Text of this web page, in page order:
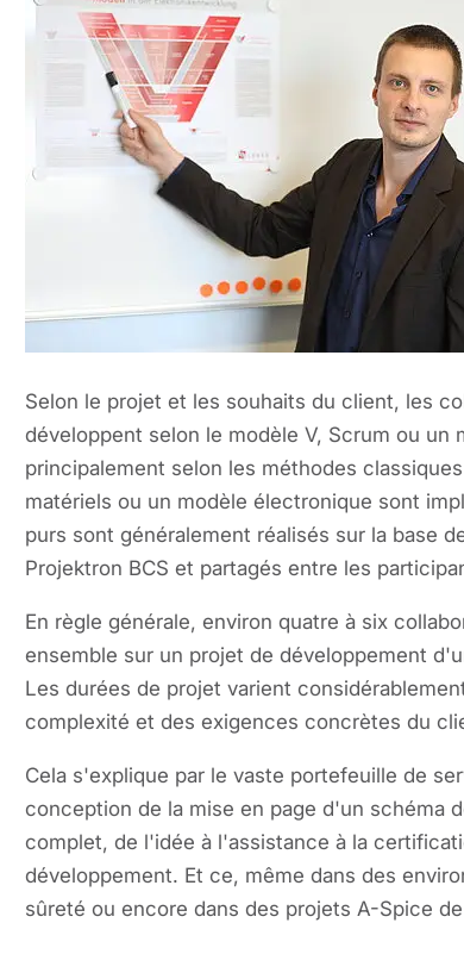
Selon le projet et les souhaits du client, les
développent selon le modèle V, Scrum ou
principalement selon les méthodes
matériels ou un modèle électronique sont
purs sont généralement réalisés sur la base
Projektron BCS et partagés entre les
En règle générale, environ quatre à six
ensemble sur un projet de développement
Les durées de projet varient
complexité et des exigences concrètes du
Cela s'explique par le vaste portefeuille de
conception de la mise en page d'un schéma
complet, de l'idée à l'assistance à la
développement. Et ce, même dans des
sûreté ou encore dans des projets A-Spice